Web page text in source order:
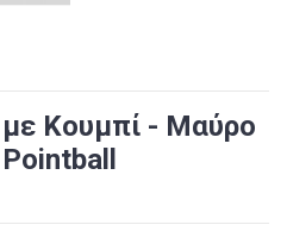
με Κουμπί - Μαύρο